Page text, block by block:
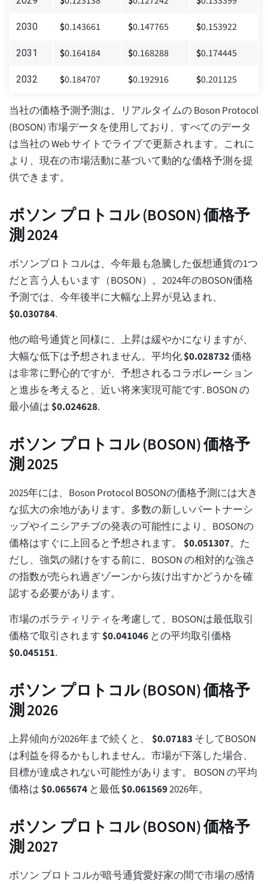
2030 $0.143661 $0.147765 $0.153922
2031 $0.164184 $0.168288 $0.174445
2032 $0.184707 $0.192916 $0.201125
当社の価格予測予測は、リアルタイムの Boson Protocol
(BOSON) 市場データを使用しており、すべてのデータ
は当社の Web サイトでライブで更新されます。これに
より、現在の市場活動に基づいて動的な価格予測を提
供できます。
ボソン プロトコル (BOSON) 価格予
測 2024
ボソンプロトコルは、今年最も急騰した仮想通貨の1つ
だと言う人もいます（BOSON）。2024年のBOSON価格
予測では、今年後半に大幅な上昇が見込まれ、
$0.030784.
他の暗号通貨と同様に、上昇は緩やかになりますが、
大幅な低下は予想されません。平均化$0.028732価格
は非常に野心的ですが、予想されるコラボレーション
と進歩を考えると、近い将来実現可能です. BOSON の
最小値は$0.024628.
ボソン プロトコル (BOSON) 価格予
測 2025
2025年には、Boson Protocol BOSONの価格予測には大き
な拡大の余地があります。多数の新しいパートナーシ
ップやイニシアチブの発表の可能性により、BOSONの
価格はすぐに上回ると予想されます。 $0.051307。た
だし、強気の賭けをする前に、BOSON の相対的な強さ
の指数が売られ過ぎゾーンから抜け出すかどうかを確
認する必要があります。
市場のボラティリティを考慮して、BOSONは最低取引
価格で取引されます$0.041046 との平均取引価格
$0.045151.
ボソン プロトコル (BOSON) 価格予
測 2026
上昇傾向が2026年まで続くと、 $0.07183 そしてBOSON
は利益を得るかもしれません。市場が下落した場合、
目標が達成されない可能性があります。 BOSON の平均
価格は$0.065674 と最低$0.0615692026年。
ボソン プロトコル (BOSON) 価格予
測 2027
ボソン プロトコルが暗号通貨愛好家の間で市場の感情